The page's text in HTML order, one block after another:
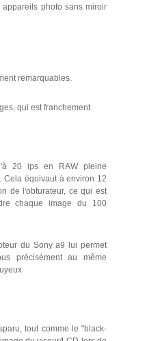
photo sans miroir
remarquables.
qui est franchement
20 ips en RAW pleine
Cela équivaut à environ 12
de l'obturateur, ce qui est
chaque image du 100
du Sony a9 lui permet
précisément au même
tout comme le "black-